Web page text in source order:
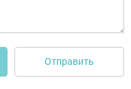
Отправить